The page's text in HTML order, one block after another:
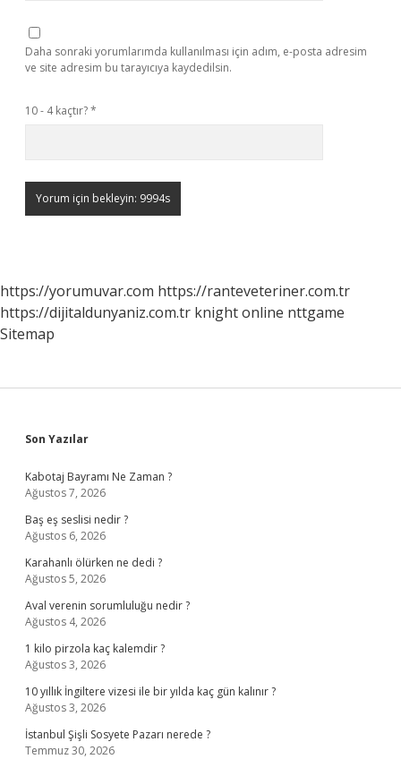
Daha sonraki yorumlarımda kullanılması için adım, e-posta adresim
ve site adresim bu tarayıcıya kaydedilsin.
10 - 4 kaçtır?*
https://yorumuvar.com https://ranteveteriner.com.tr
https://dijitaldunyaniz.com.tr knight online nttgame
Sitemap
Sidebar
Son Yazılar
Kabotaj Bayramı Ne Zaman ?
Ağustos 7, 2026
Baş eş seslisi nedir ?
Ağustos 6, 2026
Karahanlı ölürken ne dedi ?
Ağustos 5, 2026
Aval verenin sorumluluğu nedir ?
Ağustos 4, 2026
1 kilo pirzola kaç kalemdir ?
Ağustos 3, 2026
10 yıllık İngiltere vizesi ile bir yılda kaç gün kalınır ?
Ağustos 3, 2026
İstanbul Şişli Sosyete Pazarı nerede ?
Temmuz 30, 2026